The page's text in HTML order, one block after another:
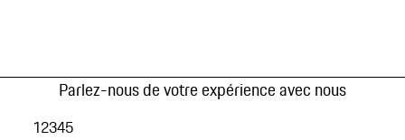
Parlez-nous de votre expérience avec nous
12345